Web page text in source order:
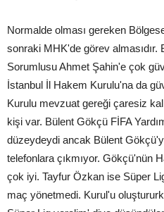
Normalde olması gereken
sonraki MHK'de görev
Sorumlusu Ahmet Şahin'e çok
İstanbul İl Hakem Kurulu'na da
Kurulu mevzuat gereği çaresiz
kişi var. Bülent Gökçü FİFA
düzeydeydi ancak Bülent
telefonlara çıkmıyor. Gökçü'nün
çok iyi. Tayfur Özkan ise Süper
maç yönetmedi. Kurul'u